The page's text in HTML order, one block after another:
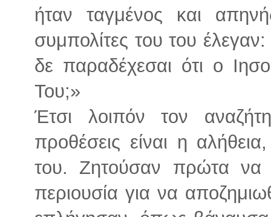
ήταν ταγμένος και
συμπολίτες του του
δε παραδέχεσαι ότι ο
Του;»
Έτσι λοιπόν τον
προθέσεις είναι η
του. Ζητούσαν πρώτα να
περιουσία για να